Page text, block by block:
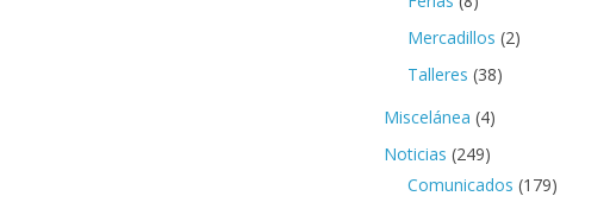
Mercadillos (2)
Talleres (38)
Miscelánea (4)
Noticias (249)
Comunicados (179)